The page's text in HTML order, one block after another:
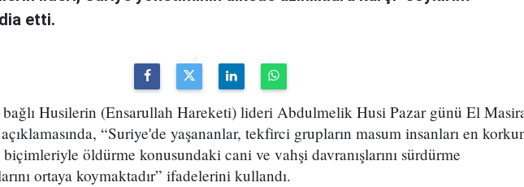
etti.
Husilerin (Ensarullah Hareketi) lideri Abdulmelik Husi Pazar günü El
“Suriye'de yaşananlar, tekfirci grupların masum insanları en
öldürme konusundaki cani ve vahşi davranışlarını sürdürme
ortaya koymaktadır” ifadelerini kullandı.